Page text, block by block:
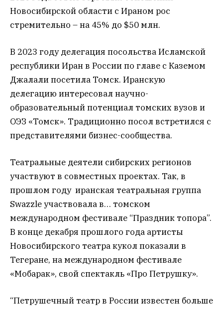
Новосибирской области с Ираном рос
стремительно – на 45% до $50 млн.
В 2023 году делегация посольства Исламской
республики Иран в России по главе с Каземом
Джалали посетила Томск. Иранскую
делегацию интересовал научно-
образовательный потенциал томских вузов и
ОЭЗ «Томск». Традиционно посол встретился с
представителями бизнес-сообщества.
Театральные деятели сибирских регионов
участвуют в совместных проектах. Так, в
прошлом году иранская театральная группа
Swazzle участвовала в… томском
международном фестивале “Праздник топора”.
В конце декабря прошлого года артисты
Новосибирского театра кукол показали в
Тегеране, на международном фестивале
«Мобарак», свой спектакль «Про Петрушку».
“Петрушечный театр в России известен больше